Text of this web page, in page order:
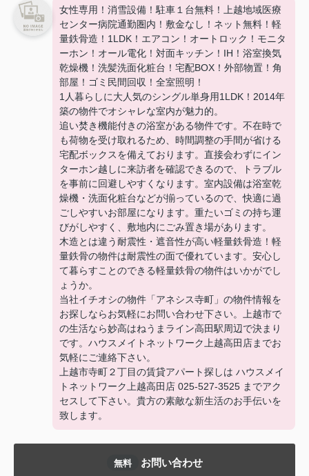
女性専用！消雪設備！駐車１台無料！上越地域医療
センター病院通勤圏内！敷金なし！ネット無料！軽
量鉄骨造！1LDK！エアコン！オートロック！モニタ
ーホン！オール電化！対面キッチン！IH！浴室換気
乾燥機！洗髪洗面化粧台！宅配BOX！外部物置！角
部屋！ゴミ民間回収！全室照明！
1人暮らしに大人気のシングル単身用1LDK！2014年
築の物件でオシャレな室内が魅力的。
追い焚き機能付きの浴室がある物件です。不在時で
も荷物を受け取れるため、時間調整の手間が省ける
宅配ボックスを備えております。直接会わずにイン
ターホン越しに来訪者を確認できるので、トラブル
を事前に回避しやすくなります。室内設備は浴室乾
燥機・洗面化粧台などが揃っているので、快適に過
ごしやすいお部屋になります。重たいゴミの持ち運
びがしやすく、敷地内にごみ置き場があります。
木造とは違う耐震性・遮音性が高い軽量鉄骨造！軽
量鉄骨の物件は耐震性の面で優れています。安心し
て暮らすことのできる軽量鉄骨の物件はいかがでし
ょうか。
当社イチオシの物件「アネシス寺町」の物件情報を
お探しならお気軽にお問い合わせ下さい。上越市で
の生活なら妙高はねうまライン高田駅周辺で決まり
です。ハウスメイトネットワーク上越高田店までお
気軽にご連絡下さい。
上越市寺町２丁目の賃貸アパート探しは ハウスメイ
トネットワーク上越高田店 025-527-3525 までアク
セスして下さい。貴方の素敵な新生活のお手伝いを
致します。
無料 お問い合わせ